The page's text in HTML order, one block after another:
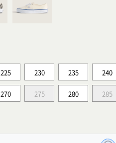
225 230 235 240
270 275 280 285